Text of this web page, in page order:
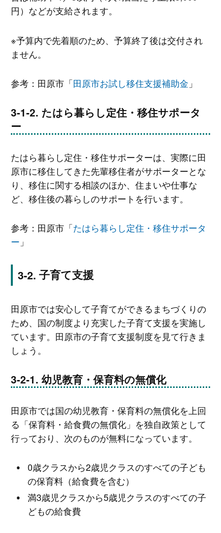
円）などが支給されます。
※予算内で先着順のため、予算終了後は交付され
ません。
参考：田原市「田原市お試し移住支援補助金 」
たはら暮らし定住・移住サポータ
ー
たはら暮らし定住・移住サポーターは、実際に田
原市に移住してきた先輩移住者がサポーターとな
り、移住に関する相談のほか、住まいや仕事な
ど、移住後の暮らしのサポートを行います。
参考：田原市「たはら暮らし定住・移住サポータ
ー 」
子育て支援
田原市では安心して子育てができるまちづくりの
ため、国の制度より充実した子育て支援を実施し
ています。田原市の子育て支援制度を見て行きま
しょう。
幼児教育・保育料の無償化
田原市では国の幼児教育・保育料の無償化を上回
る「保育料・給食費の無償化」を独自政策として
行っており、次のものが無料になっています。
0歳クラスから2歳児クラスのすべての子ども
の保育料（給食費を含む）
満3歳児クラスから5歳児クラスのすべての子
どもの給食費